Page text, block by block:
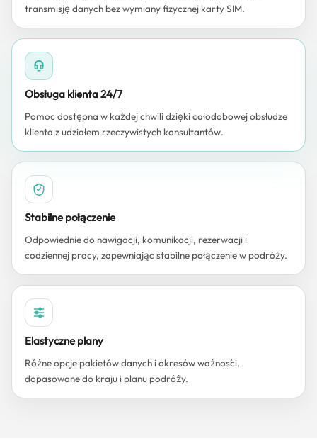
transmisję danych bez wymiany fizycznej karty SIM.
Obsługa klienta 24/7
Pomoc dostępna w każdej chwili dzięki całodobowej obsłudze
klienta z udziałem rzeczywistych konsultantów.
Stabilne połączenie
Odpowiednie do nawigacji, komunikacji, rezerwacji i
codziennej pracy, zapewniając stabilne połączenie w podróży.
Elastyczne plany
Różne opcje pakietów danych i okresów ważności,
dopasowane do kraju i planu podróży.